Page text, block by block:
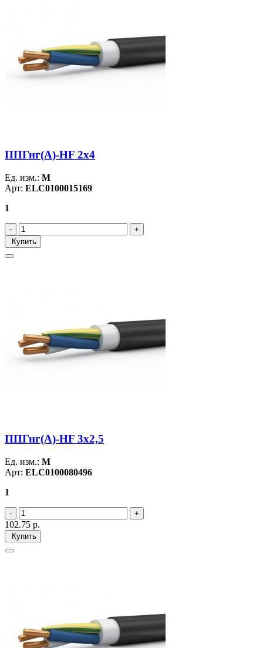
ППГнг(А)-HF 2х4
Ед. изм.: М
Арт: ELC0100015169
1
Купить
ППГнг(А)-HF 3х2,5
Ед. изм.: М
Арт: ELC0100080496
1
102.75 р.
Купить